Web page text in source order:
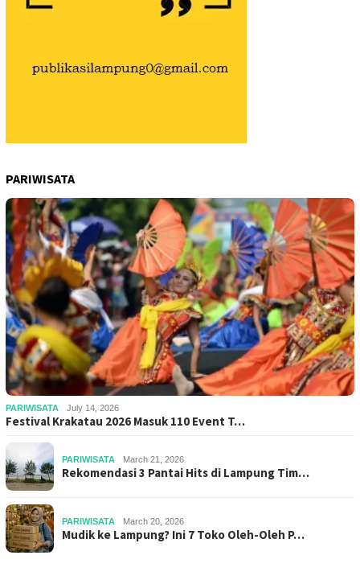
PARIWISATA
PARIWISATA July 14, 2026
Festival Krakatau 2026 Masuk 110 Event T…
PARIWISATA March 21, 2026
Rekomendasi 3 Pantai Hits di Lampung Tim…
PARIWISATA March 20, 2026
Mudik ke Lampung? Ini 7 Toko Oleh-Oleh P…